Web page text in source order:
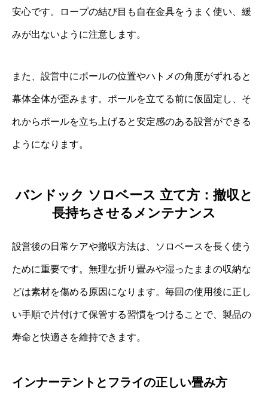
安心です。ロープの結び目も自在金具をうまく使い、緩
みが出ないように注意します。
また、設営中にポールの位置やハトメの角度がずれると
幕体全体が歪みます。ポールを立てる前に仮固定し、そ
れからポールを立ち上げると安定感のある設営ができる
ようになります。
バンドック ソロベース 立て方：撤収と
長持ちさせるメンテナンス
設営後の日常ケアや撤収方法は、ソロベースを長く使う
ために重要です。無理な折り畳みや湿ったままの収納な
どは素材を傷める原因になります。毎回の使用後に正し
い手順で片付けて保管する習慣をつけることで、製品の
寿命と快適さを維持できます。
インナーテントとフライの正しい畳み方